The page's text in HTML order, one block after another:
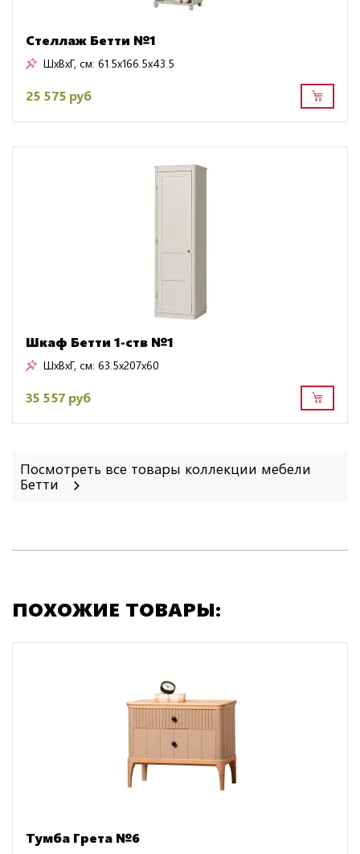
Стеллаж Бетти №1
ШxВxГ, см: 61.5x166.5x43.5
25 575 руб
Шкаф Бетти 1-ств №1
ШxВxГ, см: 63.5x207x60
35 557 руб
Посмотреть все товары коллекции мебели
Бетти
ПОХОЖИЕ ТОВАРЫ:
Тумба Грета №6